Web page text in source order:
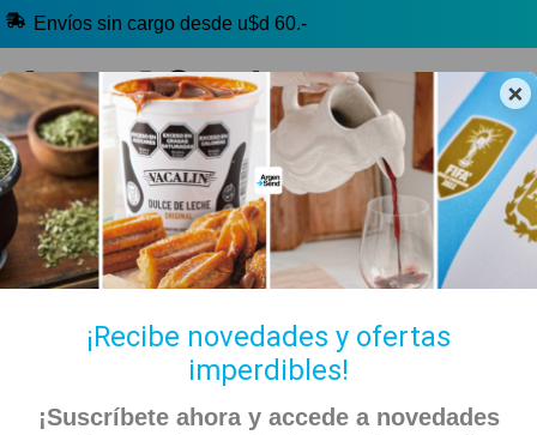
×
¡Recibe novedades y ofertas
imperdibles!
¡Suscríbete ahora y accede a novedades
Envíos sin cargo desde u$d 60.-
🔥 Alfajores y Golosinas
🧉 Clásicos argentinos 🏷️ Todas las categorías
Inicio Kiosko Dulce y Salado Alfajores y Conitos